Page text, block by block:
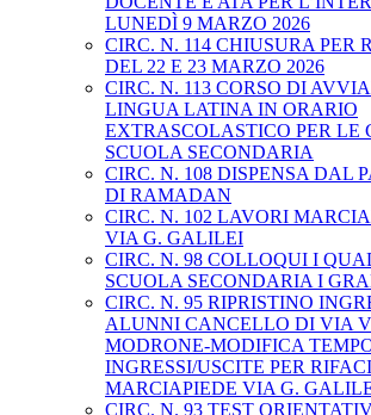
LUNEDÌ 9 MARZO 2026
CIRC. N. 114 CHIUSURA PER
DEL 22 E 23 MARZO 2026
CIRC. N. 113 CORSO DI
LINGUA LATINA IN ORARIO
EXTRASCOLASTICO PER LE
SCUOLA SECONDARIA
CIRC. N. 108 DISPENSA DAL
DI RAMADAN
CIRC. N. 102 LAVORI
VIA G. GALILEI
CIRC. N. 98 COLLOQUI I
SCUOLA SECONDARIA I
CIRC. N. 95 RIPRISTINO
ALUNNI CANCELLO DI VIA
MODRONE-MODIFICA
INGRESSI/USCITE PER
MARCIAPIEDE VIA G.
CIRC. N. 93 TEST